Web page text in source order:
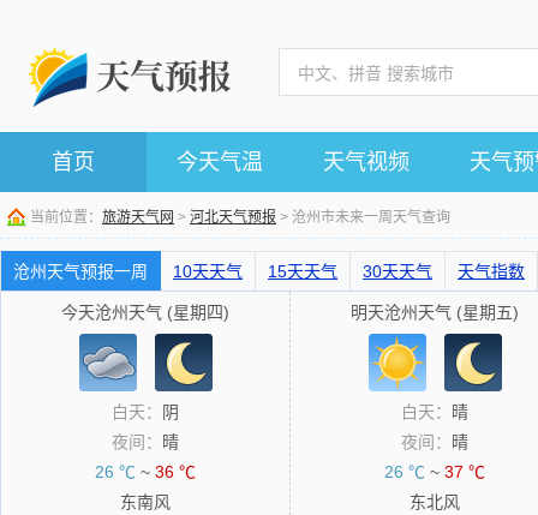
首页 今天气温 天气视频 天气
当前位置： 旅游天气网 > 河北天气预报 > 沧州市未来一周天气查询
沧州天气预报一周 10天天气 15天天气 30天天气 天气指数
今天沧州天气 (星期四)
白天：
阴
夜间：
晴
26 ℃ ~ 36 ℃
东南风
明天沧州天气 (星期五)
白天：
晴
夜间：
晴
26 ℃ ~ 37 ℃
东北风